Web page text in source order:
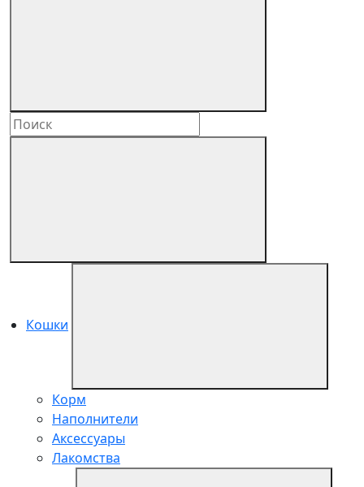
Кошки
Корм
Наполнители
Аксессуары
Лакомства